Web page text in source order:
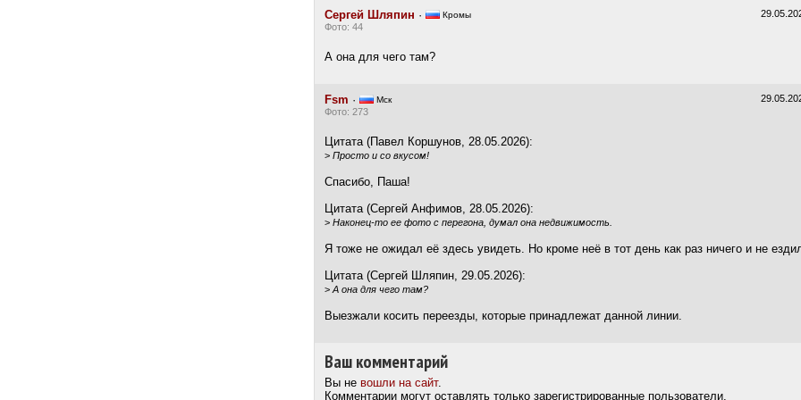
Сергей Шляпин · Кромы
Фото: 44
А она для чего там?
Fsm · Мск
Фото: 273
Цитата (Павел Коршунов, 28.05.2026):
> Просто и со вкусом!
Спасибо, Паша!
Цитата (Сергей Анфимов, 28.05.2026):
> Наконец-то ее фото с перегона, думал она недвижимость.
Я тоже не ожидал её здесь увидеть. Но кроме неё в тот день как раз ничего и не
Цитата (Сергей Шляпин, 29.05.2026):
> А она для чего там?
Выезжали косить переезды, которые принадлежат данной линии.
Ваш комментарий
Вы не вошли на сайт.
Комментарии могут оставлять только зарегистрированные пользователи.